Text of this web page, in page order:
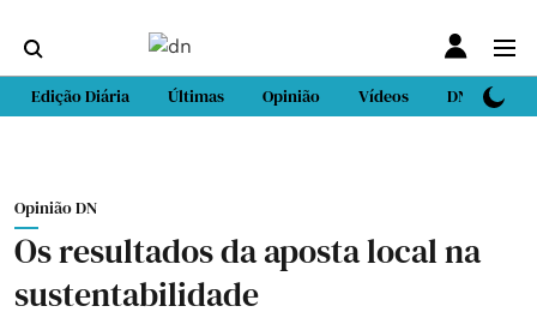
Edição Diária Últimas Opinião Vídeos DN Sport
Opinião DN
Os resultados da aposta local na
sustentabilidade